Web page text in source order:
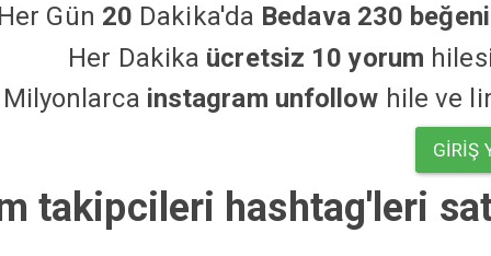
Her Gün 20 Dakika'da Bedava 230 beğeni
Her Dakika ücretsiz 10 yorum
Milyonlarca instagram unfollow hile ve
GIRIŞ
takipcileri hashtag'leri